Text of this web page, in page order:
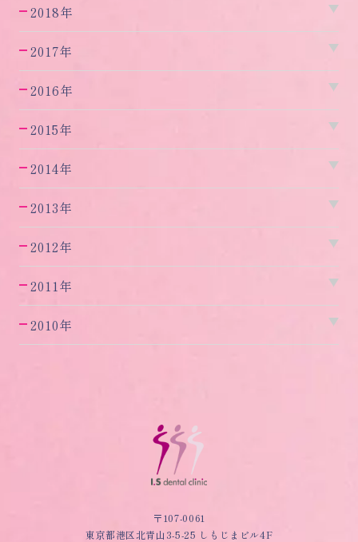
2018年
2017年
2016年
2015年
2014年
2013年
2012年
2011年
2010年
〒107-0061
東京都港区北青山3-5-25 しもじまビル4F